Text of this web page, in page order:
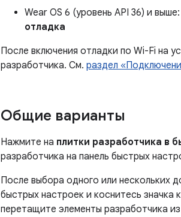
Wear OS 6 (уровень API 36) и выше:
отладка
После включения отладки по Wi-Fi на
разработчика. См. раздел
Общие варианты
Нажмите на плитки разработчика в
разработчика на панель быстрых
После выбора одного или нескольких
быстрых настроек и коснитесь
перетащите элементы разработчика